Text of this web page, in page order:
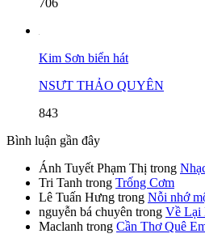
706
Kim Sơn biển hát
NSƯT THẢO QUYÊN
843
Bình luận gần đây
Ánh Tuyết Phạm Thị trong
Tri Tanh trong Trống Cơm
Lê Tuấn Hưng trong Nỗi nhớ
nguyễn bá chuyên trong Về Lại
Maclanh trong Cần Thơ Quê